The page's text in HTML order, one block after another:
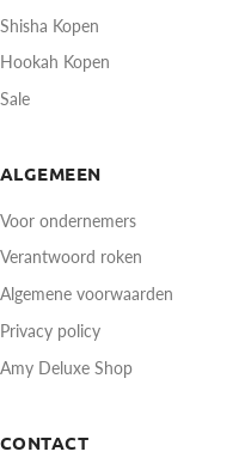
Shisha Kopen
Hookah Kopen
Sale
ALGEMEEN
Voor ondernemers
Verantwoord roken
Algemene voorwaarden
Privacy policy
Amy Deluxe Shop
CONTACT